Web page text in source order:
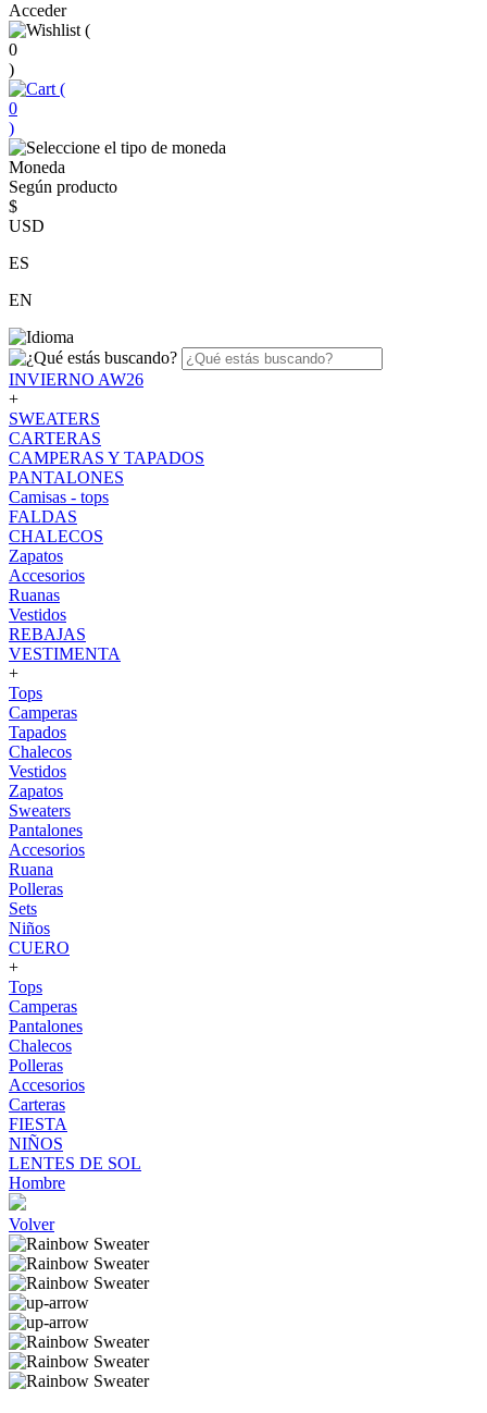
Acceder
(
0
)
(
0
)
Moneda
Según producto
$
USD
ES
EN
INVIERNO AW26
+
SWEATERS
CARTERAS
CAMPERAS Y TAPADOS
PANTALONES
Camisas - tops
FALDAS
CHALECOS
Zapatos
Accesorios
Ruanas
Vestidos
REBAJAS
VESTIMENTA
+
Tops
Camperas
Tapados
Chalecos
Vestidos
Zapatos
Sweaters
Pantalones
Accesorios
Ruana
Polleras
Sets
Niños
CUERO
+
Tops
Camperas
Pantalones
Chalecos
Polleras
Accesorios
Carteras
FIESTA
NIÑOS
LENTES DE SOL
Hombre
Volver